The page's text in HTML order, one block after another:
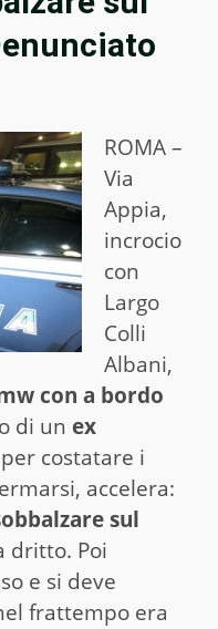
ROMA –
Via
Appia,
incrocio
con
Largo
Colli
Albani,
con a bordo
di un ex
costatare i
accelera:
sul
dritto. Poi
e si deve
frattempo era